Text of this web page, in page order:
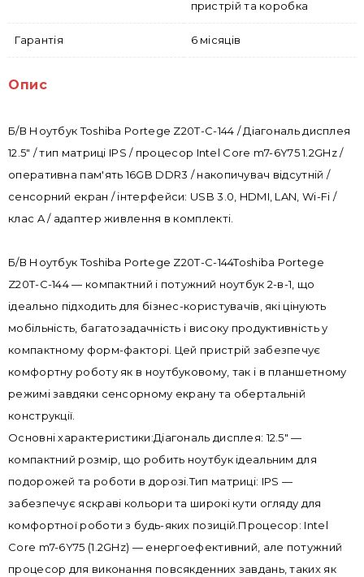
пристрій та коробка
Гарантія 6 місяців
Опис
Б/В Ноутбук Toshiba Portege Z20T-C-144 / Діагональ дисплея
12.5" / тип матриці IPS / процесор Intel Core m7-6Y75 1.2GHz /
оперативна пам'ять 16GB DDR3 / накопичувач відсутній /
сенсорний екран / інтерфейси: USB 3.0, HDMI, LAN, Wi-Fi /
клас A / адаптер живлення в комплекті.
Б/В Ноутбук Toshiba Portege Z20T-C-144Toshiba Portege
Z20T-C-144 — компактний і потужний ноутбук 2-в-1, що
ідеально підходить для бізнес-користувачів, які цінують
мобільність, багатозадачність і високу продуктивність у
компактному форм-факторі. Цей пристрій забезпечує
комфортну роботу як в ноутбуковому, так і в планшетному
режимі завдяки сенсорному екрану та обертальній
конструкції.
Основні характеристики:Діагональ дисплея: 12.5" —
компактний розмір, що робить ноутбук ідеальним для
подорожей та роботи в дорозі.Тип матриці: IPS —
забезпечує яскраві кольори та широкі кути огляду для
комфортної роботи з будь-яких позицій.Процесор: Intel
Core m7-6Y75 (1.2GHz) — енергоефективний, але потужний
процесор для виконання повсякденних завдань, таких як